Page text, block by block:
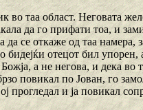
во таа област. Неговата
да го прифати тоа, и
се откаже од таа
отецот бил упорен,
а не негова, и дека
повикал по Јован, го
прогледал и ја повикал